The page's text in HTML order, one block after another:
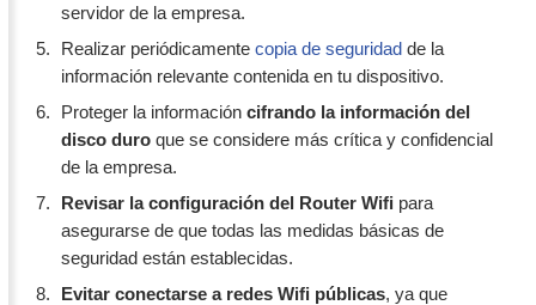
servidor de la empresa.
Realizar periódicamente copia de seguridad de la
información relevante contenida en tu dispositivo.
Proteger la información cifrando la información del
disco duro que se considere más crítica y confidencial
de la empresa.
Revisar la configuración del Router Wifi para
asegurarse de que todas las medidas básicas de
seguridad están establecidas.
Evitar conectarse a redes Wifi públicas, ya que